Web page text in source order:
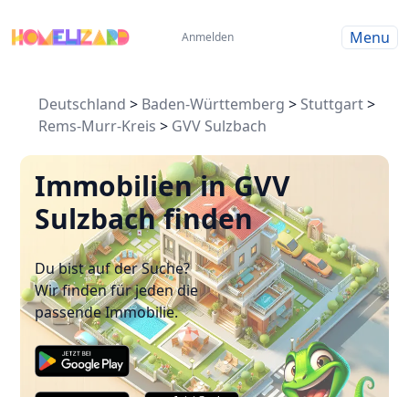
Anmelden Menu
Deutschland > Baden-Württemberg > Stuttgart>
Rems-Murr-Kreis > GVV Sulzbach
Immobilien in GVV
Sulzbach finden
Du bist auf der Suche?
Wir finden für jeden die
passende Immobilie.